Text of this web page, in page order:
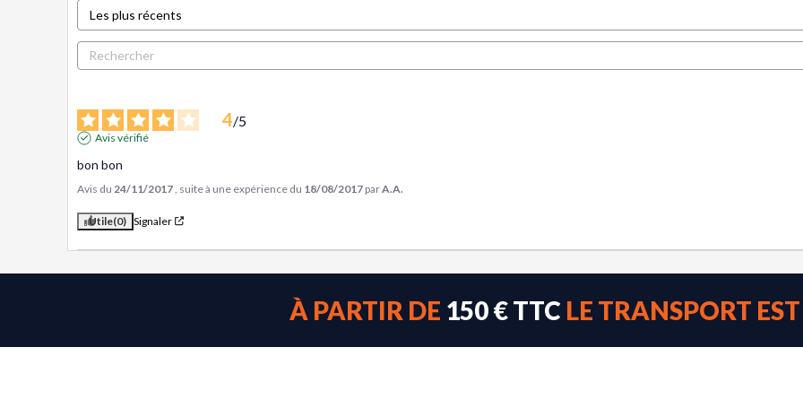
4/5
Avis vérifié
bon bon
Avis du 24/11/2017 , suite à une expérience du 18/08/2017 parA.A.
Utile(0) Signaler
À PARTIR DE 150 € TTC LE TRANSPORT EST